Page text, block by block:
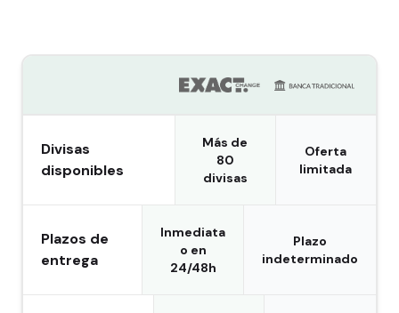
Divisas
disponibles
Más de
80
divisas
Oferta
limitada
Plazos de
entrega
Inmediata
o en
24/48h
Plazo
indeterminado